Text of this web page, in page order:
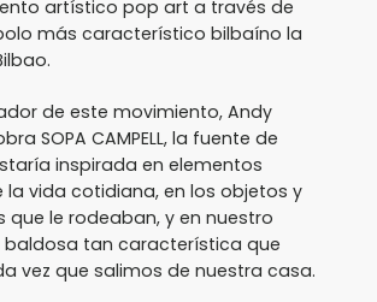
artístico pop art a través de
más característico bilbaíno la
de este movimiento, Andy
SOPA CAMPELL, la fuente de
inspirada en elementos
la vida cotidiana, en los objetos y
que le rodeaban, y en nuestro
baldosa tan característica que
vez que salimos de nuestra casa.